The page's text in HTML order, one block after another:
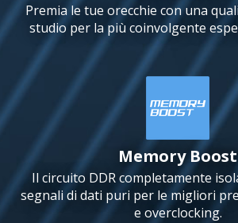
Premia le tue orecchie con una
studio per la più coinvolgente
Memory Boost
Il circuito DDR completamente
segnali di dati puri per le migliori
e overclocking.